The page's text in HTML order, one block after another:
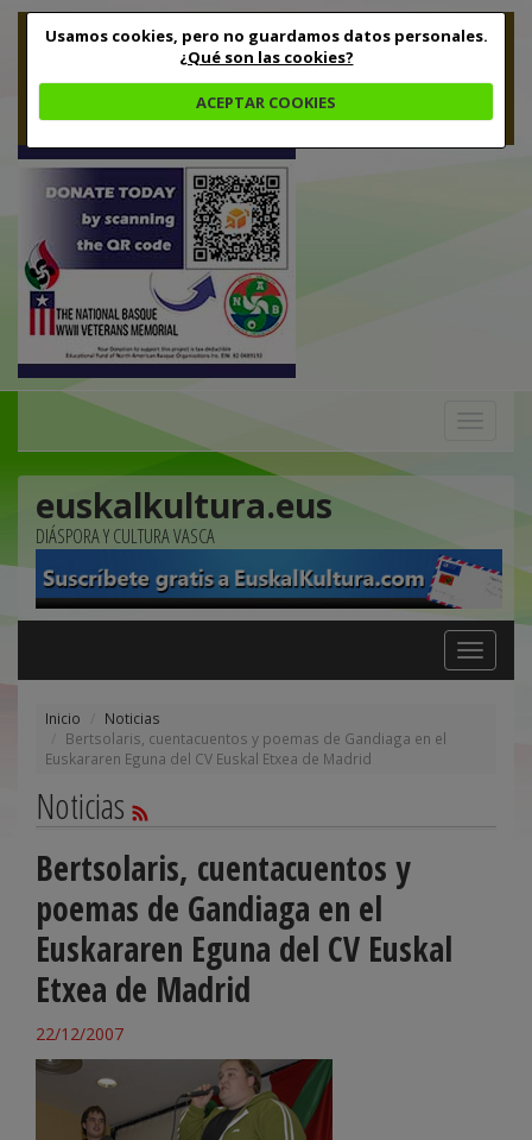
Usamos cookies, pero no guardamos datos personales.
¿Qué son las cookies?
ACEPTAR COOKIES
euskalkultura.eus
DIÁSPORA Y CULTURA VASCA
Toggle
navigation
Inicio
Noticias
Bertsolaris, cuentacuentos y poemas de Gandiaga en el
Euskararen Eguna del CV Euskal Etxea de Madrid
Noticias
Bertsolaris, cuentacuentos y
poemas de Gandiaga en el
Euskararen Eguna del CV Euskal
Etxea de Madrid
22/12/2007